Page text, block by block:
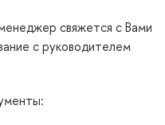
свяжется с Вами
с руководителем